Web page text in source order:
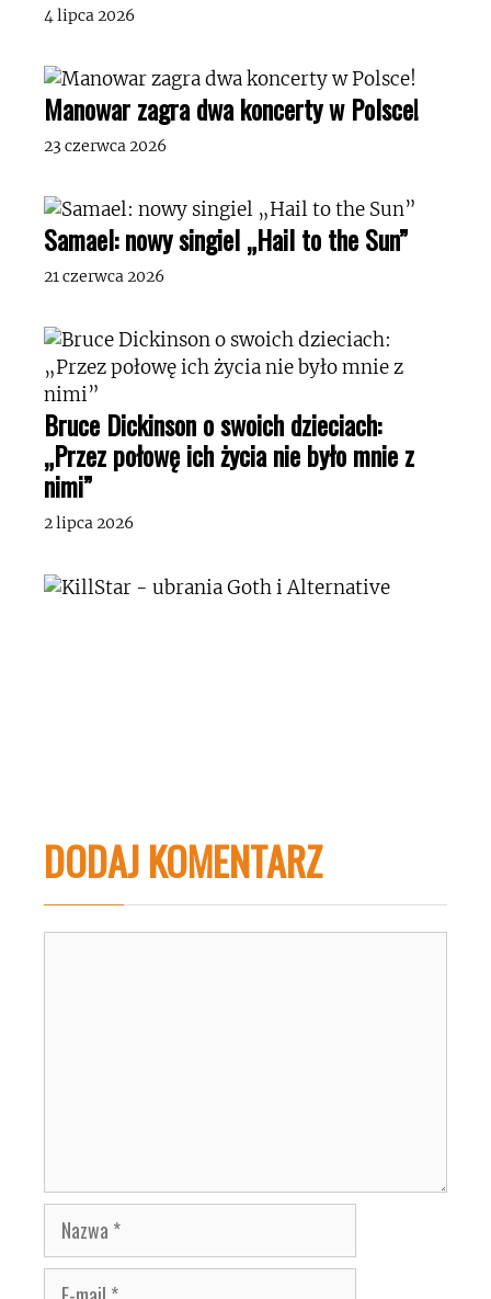
4 lipca 2026
Manowar zagra dwa koncerty w Polsce!
23 czerwca 2026
Samael: nowy singiel „Hail to the Sun”
21 czerwca 2026
Bruce Dickinson o swoich dzieciach:
„Przez połowę ich życia nie było mnie z
nimi”
2 lipca 2026
DODAJ KOMENTARZ
Nazwa
E-